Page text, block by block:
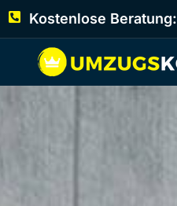
Kostenlose Beratung: